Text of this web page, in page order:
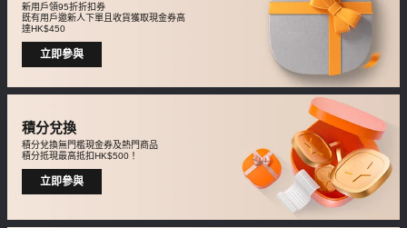
新用戶領95折折扣券
既有用戶邀新人下單且收貨獲取現金券高
達HK$450
立即參與
積分兌換
積分兌換無門檻現金券及熱門商品
積分抵現最高抵扣HK$500！
立即參與